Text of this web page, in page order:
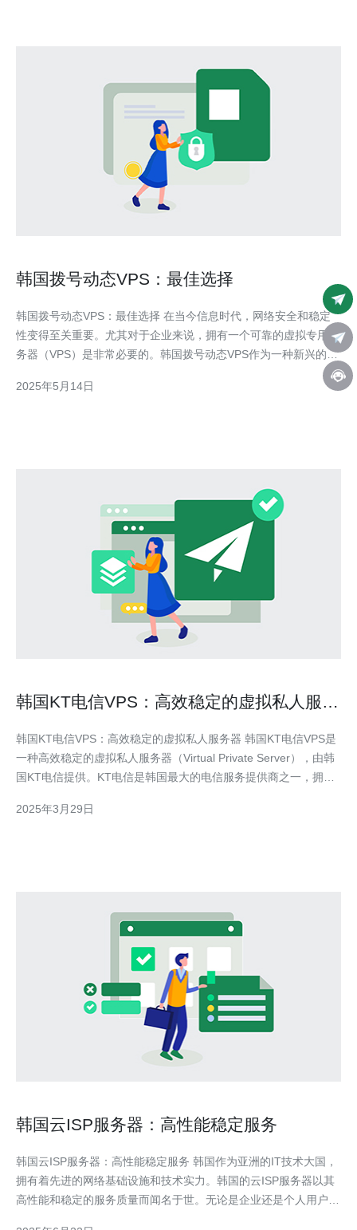
韩国拨号动态VPS：最佳选择
韩国拨号动态VPS：最佳选择 在当今信息时代，网络安全和稳定
性变得至关重要。尤其对于企业来说，拥有一个可靠的虚拟专用服
务器（VPS）是非常必要的。韩国拨号动态VPS作为一种新兴的选
于动态IP的虚拟专用服务器，通过拨号方式连接网络。相比传统
2025年5月14日
韩国KT电信VPS：高效稳定的虚拟私人服务
韩国KT电信VPS：高效稳定的虚拟私人服务器 韩国KT电信VPS是
一种高效稳定的虚拟私人服务器（Virtual Private Server），由韩
国KT电信提供。KT电信是韩国最大的电信服务提供商之一，拥有
务。 韩国KT电信
2025年3月29日
韩国云ISP服务器：高性能稳定服务
韩国云ISP服务器：高性能稳定服务 韩国作为亚洲的IT技术大国，
拥有着先进的网络基础设施和技术实力。韩国的云ISP服务器以其
高性能和稳定的服务质量而闻名于世。无论是企业还是个人用户，